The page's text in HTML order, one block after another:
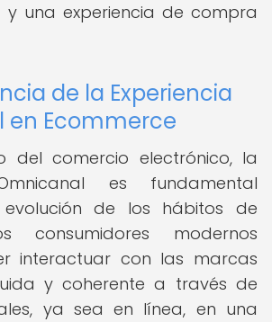
y una experiencia de compra
de la Experiencia
en Ecommerce
del comercio electrónico, la
es fundamental
de los hábitos de
consumidores modernos
interactuar con las marcas
y coherente a través de
ya sea en línea, en una